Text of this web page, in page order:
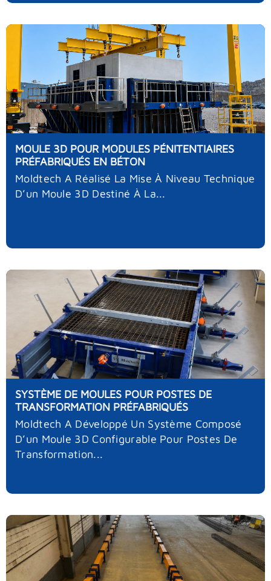
MOULE 3D POUR MODULES PÉNITENTIAIRES
PRÉFABRIQUÉS EN BÉTON
Moldtech A Réalisé La Mise À Niveau Technique
D’un Moule 3D Destiné À La...
SYSTÈME DE MOULES POUR POSTES DE
TRANSFORMATION PRÉFABRIQUÉS
Moldtech A Développé Un Système Composé
D’un Moule 3D Configurable Pour Postes De
Transformation...